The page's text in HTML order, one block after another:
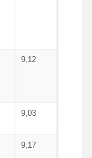
9,12
9,03
9,17